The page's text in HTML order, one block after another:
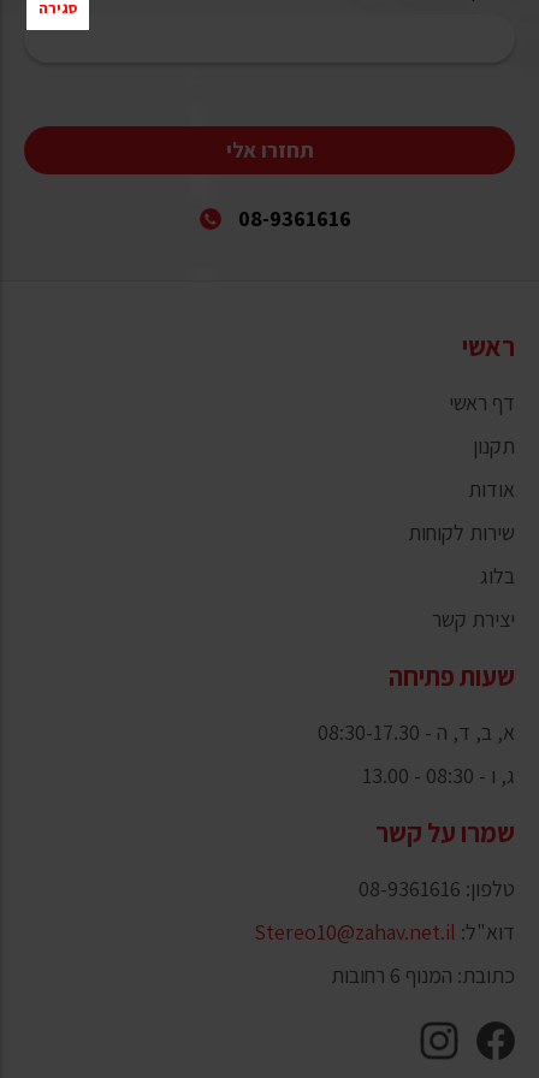
תחזרו אלי
08-9361616
ראשי
דף ראשי
תקנון
אודות
שירות לקוחות
בלוג
יצירת קשר
שעות פתיחה
א, ב, ד, ה - 08:30-17.30
ג, ו - 08:30 - 13.00
שמרו על קשר
טלפון: 08-9361616
דוא"ל: Stereo10@zahav.net.il
כתובת: המנוף 6 רחובות
סגירה